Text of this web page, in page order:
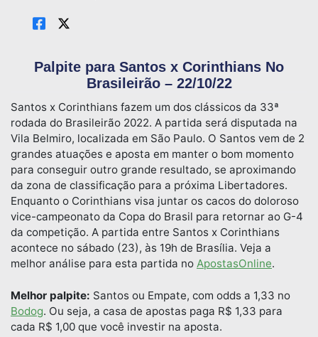
Palpite para Santos x Corinthians No
Brasileirão – 22/10/22
Santos x Corinthians fazem um dos clássicos da 33ª
rodada do Brasileirão 2022. A partida será disputada na
Vila Belmiro, localizada em São Paulo. O Santos vem de 2
grandes atuações e aposta em manter o bom momento
para conseguir outro grande resultado, se aproximando
da zona de classificação para a próxima Libertadores.
Enquanto o Corinthians visa juntar os cacos do doloroso
vice-campeonato da Copa do Brasil para retornar ao G-4
da competição. A partida entre Santos x Corinthians
acontece no sábado (23), às 19h de Brasília. Veja a
melhor análise para esta partida no ApostasOnline.
Melhor palpite: Santos ou Empate, com odds a 1,33 no
Bodog. Ou seja, a casa de apostas paga R$ 1,33 para
cada R$ 1,00 que você investir na aposta.